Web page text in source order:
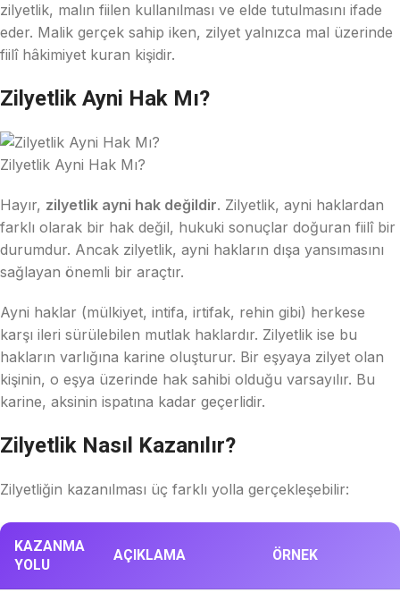
zilyetlik, malın fiilen kullanılması ve elde tutulmasını ifade
eder. Malik gerçek sahip iken, zilyet yalnızca mal üzerinde
fiilî hâkimiyet kuran kişidir.
Zilyetlik Ayni Hak Mı?
Zilyetlik Ayni Hak Mı?
Hayır, zilyetlik ayni hak değildir. Zilyetlik, ayni haklardan
farklı olarak bir hak değil, hukuki sonuçlar doğuran fiilî bir
durumdur. Ancak zilyetlik, ayni hakların dışa yansımasını
sağlayan önemli bir araçtır.
Ayni haklar (mülkiyet, intifa, irtifak, rehin gibi) herkese
karşı ileri sürülebilen mutlak haklardır. Zilyetlik ise bu
hakların varlığına karine oluşturur. Bir eşyaya zilyet olan
kişinin, o eşya üzerinde hak sahibi olduğu varsayılır. Bu
karine, aksinin ispatına kadar geçerlidir.
Zilyetlik Nasıl Kazanılır?
Zilyetliğin kazanılması üç farklı yolla gerçekleşebilir:
KAZANMA
YOLU
AÇIKLAMA ÖRNEK